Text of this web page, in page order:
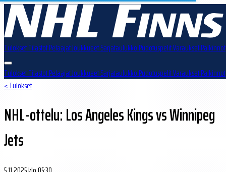
TuloksetTilastotPelaajatJoukkueetSarjataulukkoPudotuspelitVarauksetPalkinnot
TuloksetTilastotPelaajatJoukkueetSarjataulukkoPudotuspelitVarauksetPalkinnot
< Tulokset
NHL-ottelu: Los Angeles Kings vs Winnipeg
Jets